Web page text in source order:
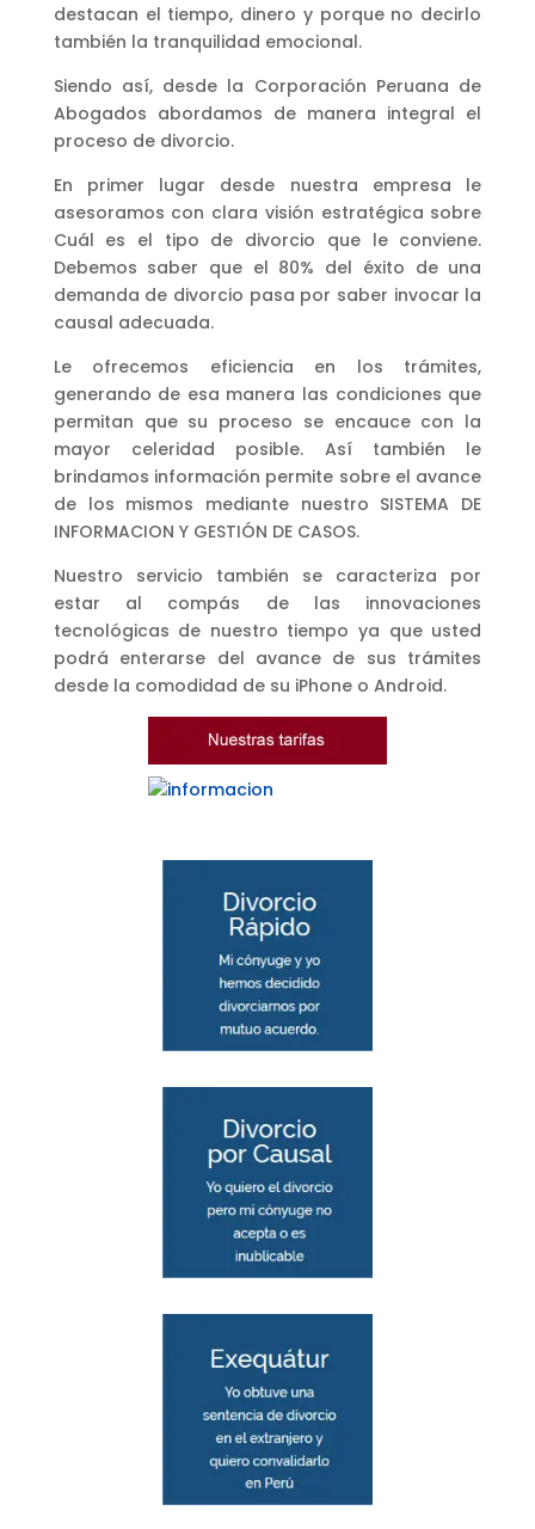
destacan el tiempo, dinero y porque no decirlo
también la tranquilidad emocional.
Siendo así, desde la Corporación Peruana de
Abogados abordamos de manera integral el
proceso de divorcio.
En primer lugar desde nuestra empresa le
asesoramos con clara visión estratégica sobre
Cuál es el tipo de divorcio que le conviene.
Debemos saber que el 80% del éxito de una
demanda de divorcio pasa por saber invocar la
causal adecuada.
Le ofrecemos eficiencia en los trámites,
generando de esa manera las condiciones que
permitan que su proceso se encauce con la
mayor celeridad posible. Así también le
brindamos información permite sobre el avance
de los mismos mediante nuestro SISTEMA DE
INFORMACION Y GESTIÓN DE CASOS.
Nuestro servicio también se caracteriza por
estar al compás de las innovaciones
tecnológicas de nuestro tiempo ya que usted
podrá enterarse del avance de sus trámites
desde la comodidad de su iPhone o Android.